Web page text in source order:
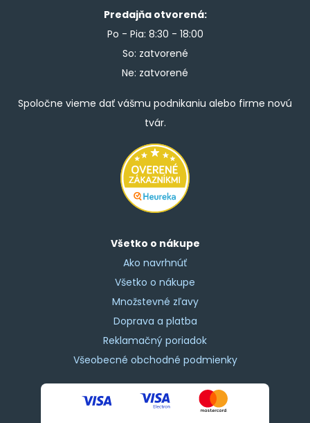
Predajňa otvorená:
Po - Pia: 8:30 - 18:00
So: zatvorené
Ne: zatvorené
Spoločne vieme dať vášmu podnikaniu alebo firme novú
tvár.
Všetko o nákupe
Ako navrhnúť
Všetko o nákupe
Množstevné zľavy
Doprava a platba
Reklamačný poriadok
Všeobecné obchodné podmienky